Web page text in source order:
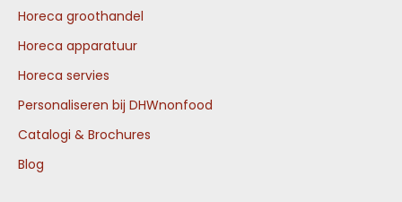
Horeca groothandel
Horeca apparatuur
Horeca servies
Personaliseren bij DHWnonfood
Catalogi & Brochures
Blog